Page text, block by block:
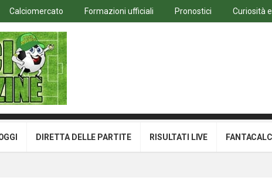
Calciomercato Formazioni ufficiali Pronostici Curiosità
DIRETTA DELLE PARTITE RISULTATI LIVE